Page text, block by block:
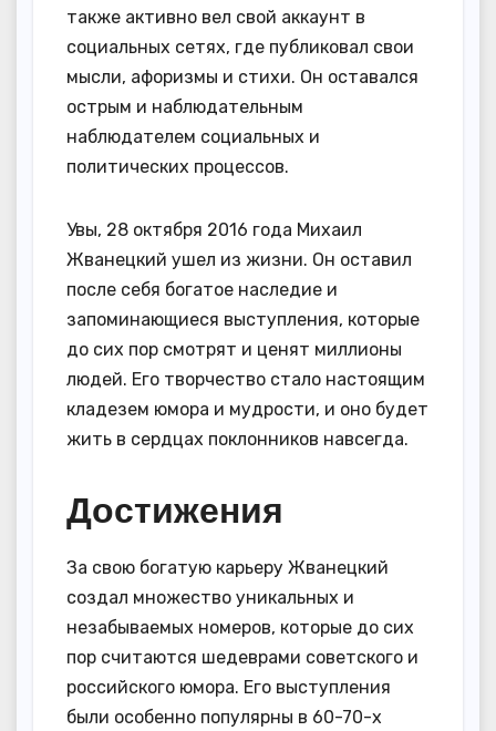
также активно вел свой аккаунт в
социальных сетях, где публиковал свои
мысли, афоризмы и стихи. Он оставался
острым и наблюдательным
наблюдателем социальных и
политических процессов.
Увы, 28 октября 2016 года Михаил
Жванецкий ушел из жизни. Он оставил
после себя богатое наследие и
запоминающиеся выступления, которые
до сих пор смотрят и ценят миллионы
людей. Его творчество стало настоящим
кладезем юмора и мудрости, и оно будет
жить в сердцах поклонников навсегда.
Достижения
За свою богатую карьеру Жванецкий
создал множество уникальных и
незабываемых номеров, которые до сих
пор считаются шедеврами советского и
российского юмора. Его выступления
были особенно популярны в 60-70-х